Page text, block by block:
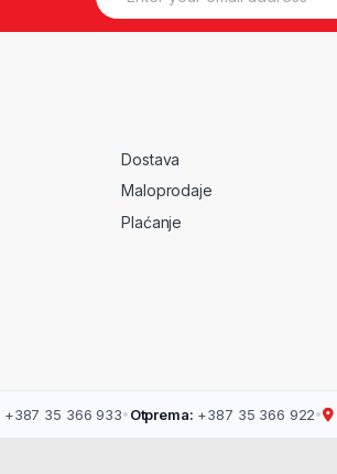
Dostava
Maloprodaje
Plaćanje
+387 35 366 933• Otprema: +387 35 366 922•